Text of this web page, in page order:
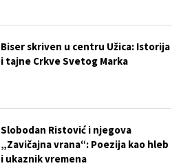
Biser skriven u centru Užica: Istorija
i tajne Crkve Svetog Marka
Slobodan Ristović i njegova
„Zavičajna vrana“: Poezija kao hleb
i ukaznik vremena